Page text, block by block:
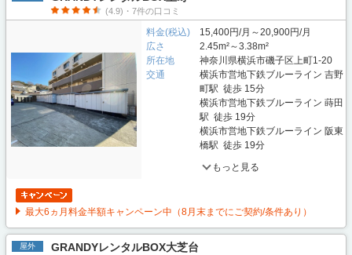
(4.9)・7件の口コミ
料金(税込)
15,400円/月～20,900円/月
広さ
2.45m²～3.38m²
所在地
神奈川県横浜市磯子区上町1-20
交通
横浜市営地下鉄ブルーライン 吉野
町駅 徒歩 15分
横浜市営地下鉄ブルーライン 蒔田
駅 徒歩 19分
横浜市営地下鉄ブルーライン 阪東
橋駅 徒歩 19分
もっと見る
最大6ヵ月料金半額キャンペーン中（8月末までにご契約/条件あり）
屋外 GRANDYレンタルBOX大芝台